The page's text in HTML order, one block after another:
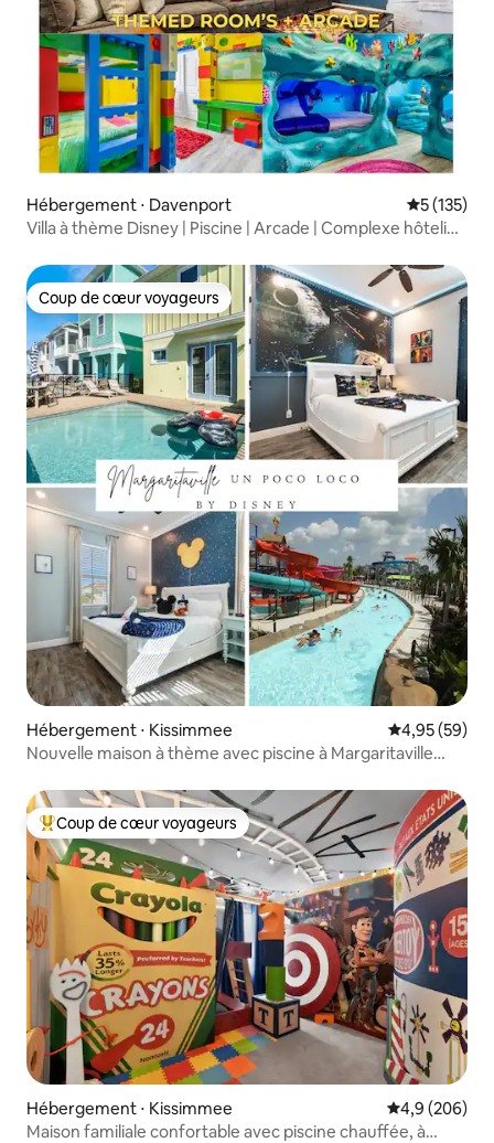
Hébergement ⋅ Davenport Évaluation
5 (135)
Villa à thème Disney | Piscine | Arcade | Complexe hôtelier
Coup de cœur voyageurs
Coup de cœur voyageurs
Hébergement ⋅ Kissimmee Évaluation
4,95 (59)
Nouvelle maison à thème avec piscine à Margaritaville
Coups de cœur voyageurs les plus appréciés
Coup de cœur voyageurs
Hébergement ⋅ Kissimmee Évaluation
4,9 (206)
Maison familiale confortable avec piscine chauffée, à